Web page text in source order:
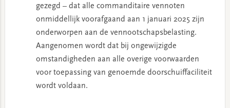
gezegd – dat alle commanditaire vennoten
onmiddellijk voorafgaand aan 1 januari 2025 zijn
onderworpen aan de vennootschapsbelasting.
Aangenomen wordt dat bij ongewijzigde
omstandigheden aan alle overige voorwaarden
voor toepassing van genoemde doorschuiffaciliteit
wordt voldaan.